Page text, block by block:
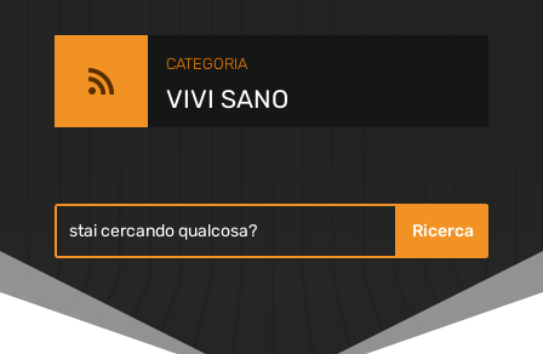

CATEGORIA
VIVI SANO